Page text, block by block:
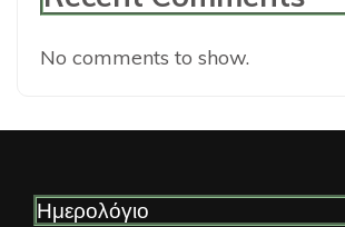
No comments to show.
Ημερολόγιο